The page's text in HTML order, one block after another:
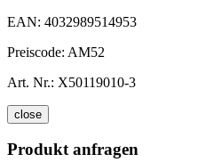
EAN: 4032989514953
Preiscode: AM52
Art. Nr.: X50119010-3
close
Produkt anfragen